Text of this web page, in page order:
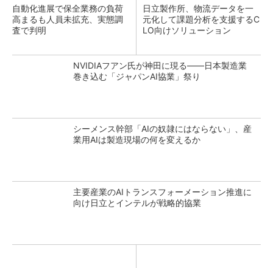
自動化進展で保全業務の負荷
高まるも人員未拡充、実態調
査で判明
日立製作所、物流データを一
元化して課題分析を支援するC
LO向けソリューション
NVIDIAフアン氏が神田に現る――日本製造業
巻き込む「ジャパンAI協業」祭り
シーメンス幹部「AIの奴隷にはならない」、産
業用AIは製造現場の何を変えるか
主要産業のAIトランスフォーメーション推進に
向け日立とインテルが戦略的協業